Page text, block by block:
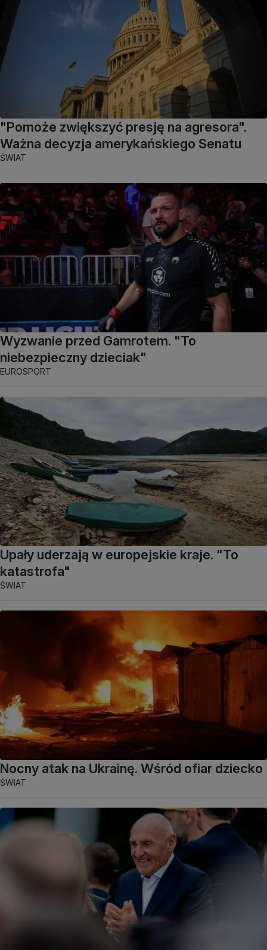
"Pomoże zwiększyć presję na agresora".
Ważna decyzja amerykańskiego Senatu
ŚWIAT
Wyzwanie przed Gamrotem. "To
niebezpieczny dzieciak"
EUROSPORT
Upały uderzają w europejskie kraje. "To
katastrofa"
ŚWIAT
Nocny atak na Ukrainę. Wśród ofiar dziecko
ŚWIAT